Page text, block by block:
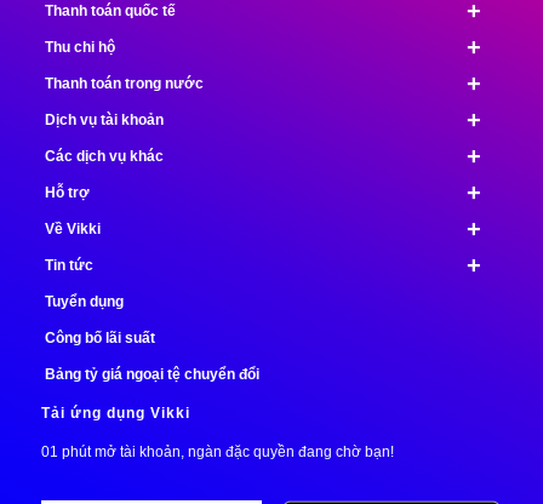
+
Thanh toán quốc tế
+
Thu chi hộ
+
Thanh toán trong nước
+
Dịch vụ tài khoản
+
Các dịch vụ khác
+
Hỗ trợ
+
Về Vikki
+
Tin tức
Tuyển dụng
Công bố lãi suất
Bảng tỷ giá ngoại tệ chuyển đổi
Tải ứng dụng Vikki
01 phút mở tài khoản, ngàn đặc quyền đang chờ bạn!